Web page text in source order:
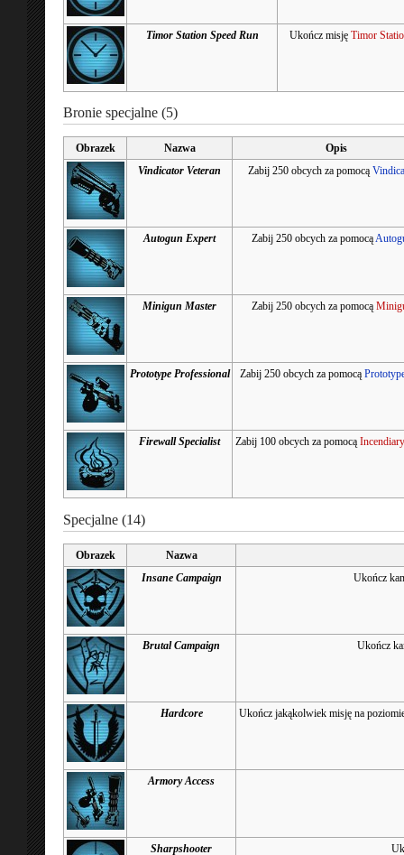
Timor Station Speed Run Ukończ misję Timor
Bronie specjalne (5)
Obrazek Nazwa
Opis
Vindicator Veteran
Zabij 250 obcych za pomocą
Autogun Expert Zabij 250 obcych za pomocą
Minigun Master Zabij 250 obcych za pomocą
Prototype Professional Zabij 250 obcych za pomocą
Firewall Specialist Zabij 100 obcych za pomocą
Specjalne (14)
Obrazek
Nazwa
Insane Campaign
Ukończ
Brutal Campaign Ukończ
Hardcore Ukończ jakąkolwiek misję na
Armory Access
Sharpshooter